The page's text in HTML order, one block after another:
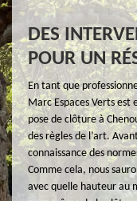
DES
POUR UN
En tant que
Marc Espaces Verts est
pose de clôture à
des règles de l’art.
connaissance des
Comme cela, nous
avec quelle hauteur au